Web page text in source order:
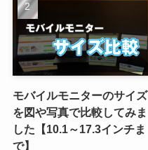
モバイルモニターのサイズ
を図や写真で比較してみま
した【10.1～17.3インチま
で】